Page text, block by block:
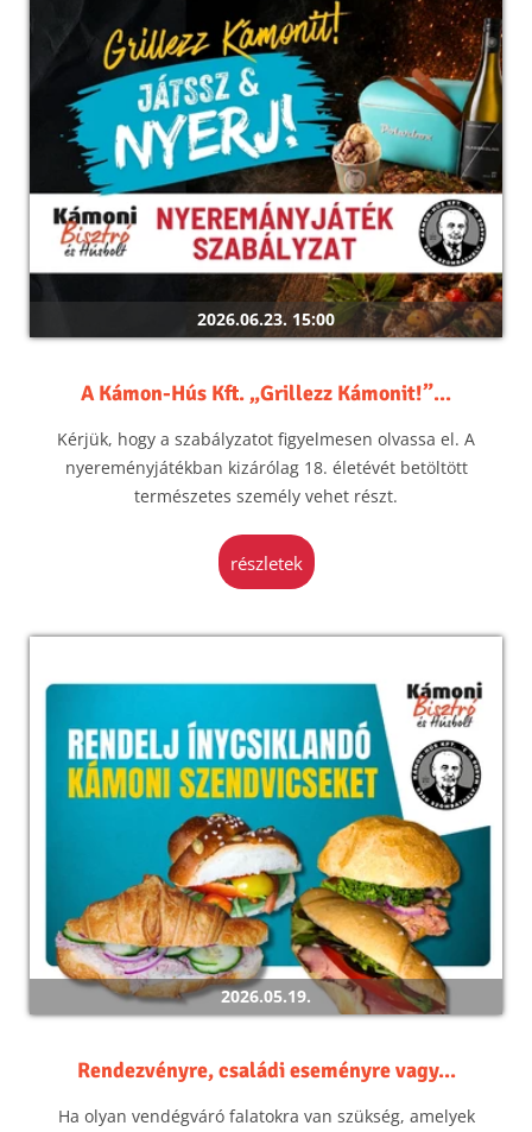
2026.06.23. 15:00
A Kámon-Hús Kft. „Grillezz Kámonit!”...
Kérjük, hogy a szabályzatot figyelmesen olvassa el. A
nyereményjátékban kizárólag 18. életévét betöltött
természetes személy vehet részt.
részletek
2026.05.19.
Rendezvényre, családi eseményre vagy...
Ha olyan vendégváró falatokra van szükség, amelyek